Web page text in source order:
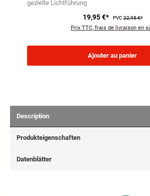
gezielte Lichtführung
19,95 €* PVC22,95 €*
Prix TTC, frais de livraison en
Ajouter au panier
Description
Produkteigenschaften
Datenblätter